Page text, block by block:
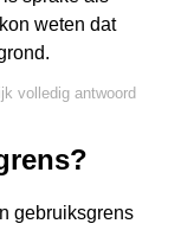
weten dat
volledig antwoord
gebruiksgrens